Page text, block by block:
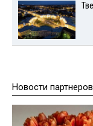
Новости партнеров